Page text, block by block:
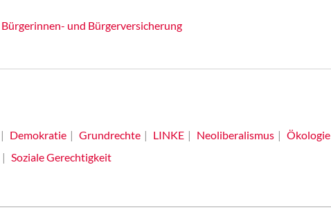
und Bürgerversicherung
Demokratie Grundrechte LINKE Neoliberalismus
Ökologie
Soziale Gerechtigkeit